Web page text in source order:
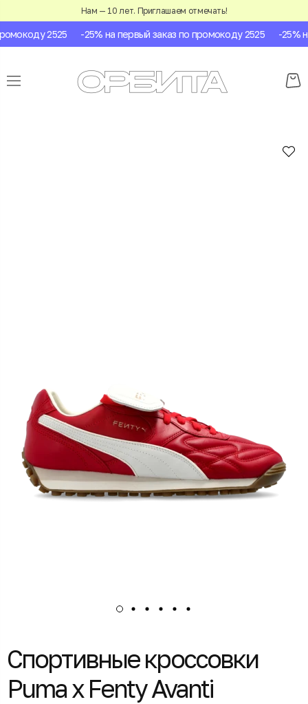
Нам — 10 лет. Приглашаем отмечать!
2525 -25% на первый заказ по промокоду 2525 -25%
Спортивные кроссовки
Puma x Fenty Avanti